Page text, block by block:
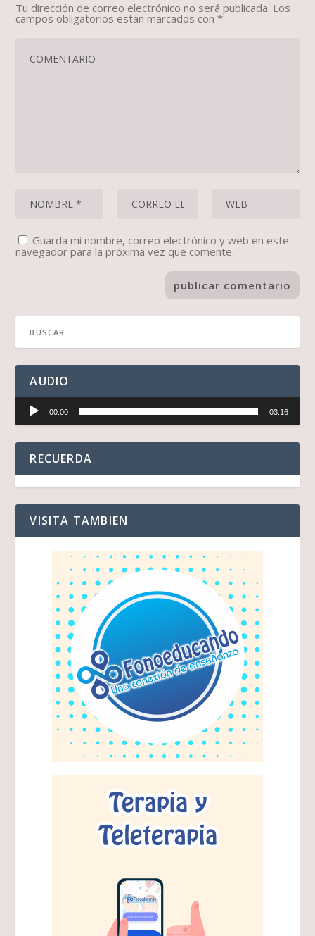
Tu dirección de correo electrónico no será publicada. Los
campos obligatorios están marcados con*
Guarda mi nombre, correo electrónico y web en este
navegador para la próxima vez que comente.
AUDIO
Reproductor
audio
00:00 03:16
RECUERDA
VISITA TAMBIEN